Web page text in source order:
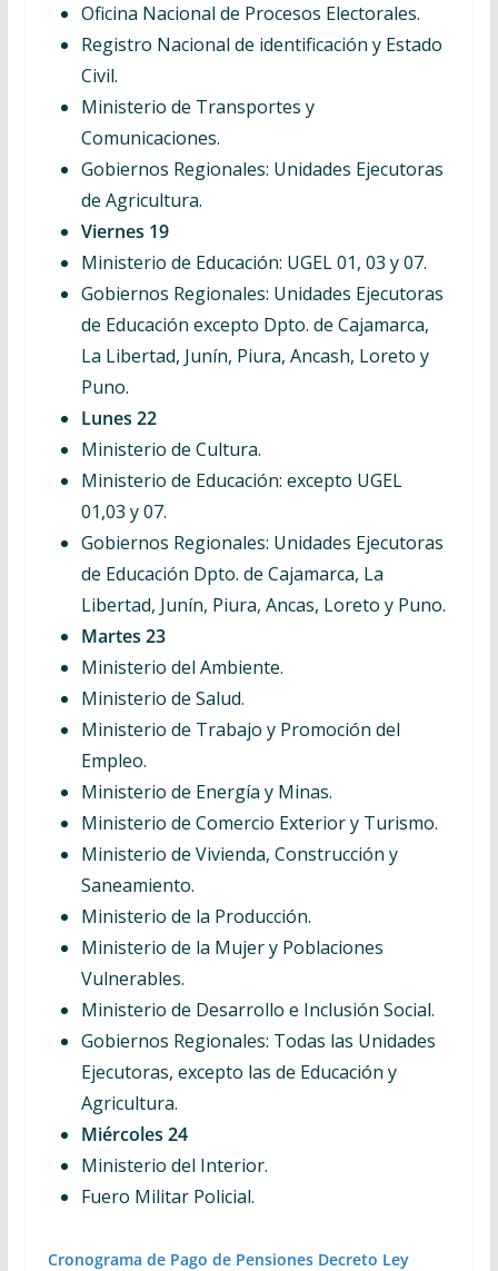
Oficina Nacional de Procesos Electorales.
Registro Nacional de identificación y Estado
Civil.
Ministerio de Transportes y
Comunicaciones.
Gobiernos Regionales: Unidades Ejecutoras
de Agricultura.
Viernes 19
Ministerio de Educación: UGEL 01, 03 y 07.
Gobiernos Regionales: Unidades Ejecutoras
de Educación excepto Dpto. de Cajamarca,
La Libertad, Junín, Piura, Ancash, Loreto y
Puno.
Lunes 22
Ministerio de Cultura.
Ministerio de Educación: excepto UGEL
01,03 y 07.
Gobiernos Regionales: Unidades Ejecutoras
de Educación Dpto. de Cajamarca, La
Libertad, Junín, Piura, Ancas, Loreto y Puno.
Martes 23
Ministerio del Ambiente.
Ministerio de Salud.
Ministerio de Trabajo y Promoción del
Empleo.
Ministerio de Energía y Minas.
Ministerio de Comercio Exterior y Turismo.
Ministerio de Vivienda, Construcción y
Saneamiento.
Ministerio de la Producción.
Ministerio de la Mujer y Poblaciones
Vulnerables.
Ministerio de Desarrollo e Inclusión Social.
Gobiernos Regionales: Todas las Unidades
Ejecutoras, excepto las de Educación y
Agricultura.
Miércoles 24
Ministerio del Interior.
Fuero Militar Policial.
Cronograma de Pago de Pensiones Decreto Ley